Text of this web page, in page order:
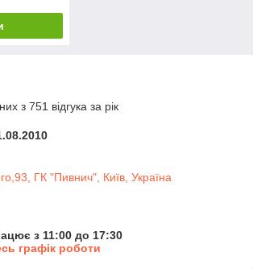
з 751 відгука за рік
ГК "Пивнич", Київ, Україна
з 11:00 до 17:30
графік роботи